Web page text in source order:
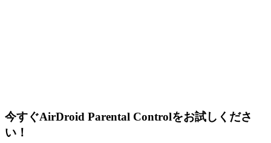
今すぐAirDroid Parental Controlをお試しくださ
い！